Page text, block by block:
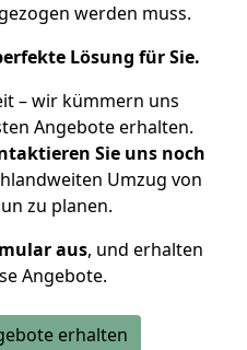
werden muss.
Lösung für Sie.
– wir kümmern uns
Angebote erhalten.
Sie uns noch
Umzug von
zu planen.
aus, und erhalten
Angebote.
erhalten